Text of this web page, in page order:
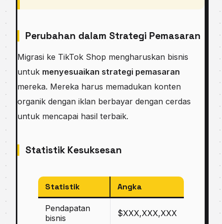
Perubahan dalam Strategi Pemasaran
Migrasi ke TikTok Shop mengharuskan bisnis
untuk menyesuaikan strategi pemasaran
mereka. Mereka harus memadukan konten
organik dengan iklan berbayar dengan cerdas
untuk mencapai hasil terbaik.
Statistik Kesuksesan
Statistik Angka
Pendapatan
bisnis
$XXX,XXX,XXX